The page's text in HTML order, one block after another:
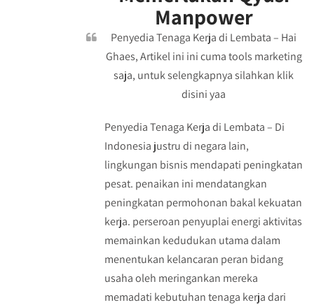
Manpower
Penyedia Tenaga Kerja di Lembata – Hai
Ghaes, Artikel ini ini cuma tools marketing
saja, untuk selengkapnya silahkan klik
disini yaa
Penyedia Tenaga Kerja di Lembata – Di
Indonesia justru di negara lain,
lingkungan bisnis mendapati peningkatan
pesat. penaikan ini mendatangkan
peningkatan permohonan bakal kekuatan
kerja. perseroan penyuplai energi aktivitas
memainkan kedudukan utama dalam
menentukan kelancaran peran bidang
usaha oleh meringankan mereka
memadati kebutuhan tenaga kerja dari